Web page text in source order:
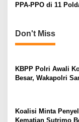
PPA-PPO di 11
Anak
Don't Miss
KBPP Polri Awali
Besar, Wakapolri
Koalisi Minta
Kematian Sutrimo